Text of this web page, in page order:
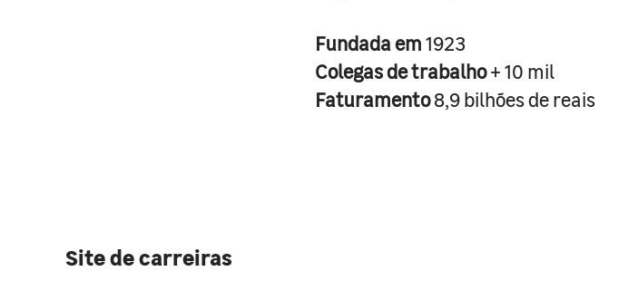
Fundada em1923
Colegas de trabalho+ 10 mil
Faturamento8,9 bilhões de reais
Site de carreiras